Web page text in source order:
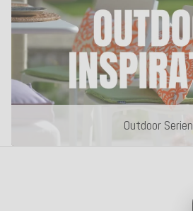
Outdoor Serien